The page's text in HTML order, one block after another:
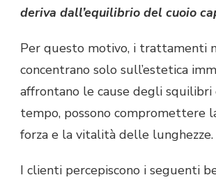
deriva dall’equilibrio del cuoio
Per questo motivo, i trattamenti
concentrano solo sull’estetica
affrontano le cause degli squilibri
tempo, possono compromettere
forza e la vitalità delle lunghezze.
I clienti percepiscono i seguenti